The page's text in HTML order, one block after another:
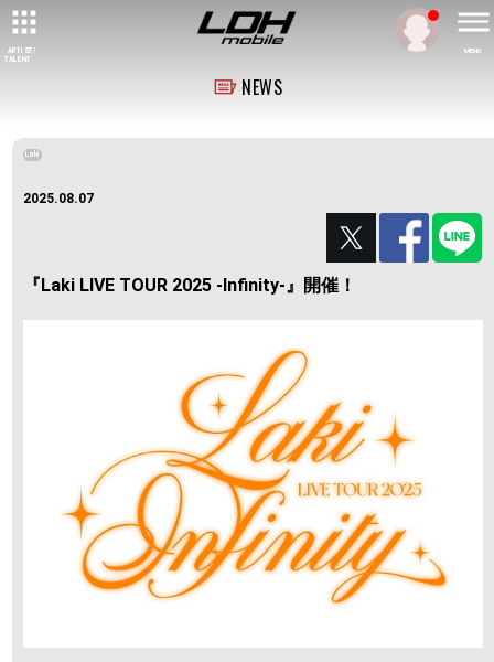
ARTIST/
TALENT
MENU
NEWS
Laki
2025.08.07
『Laki LIVE TOUR 2025 -Infinity-』開催！